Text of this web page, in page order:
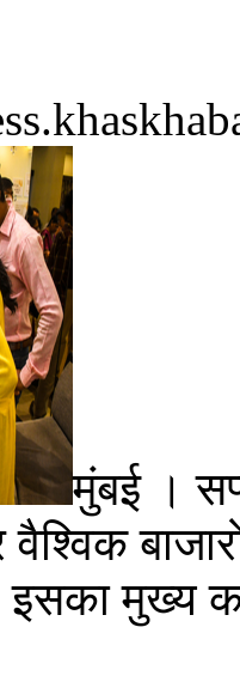
मुंबई ।
इसका मुख्य